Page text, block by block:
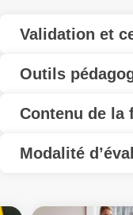
Validation et
Outils
Contenu de la
Modalité